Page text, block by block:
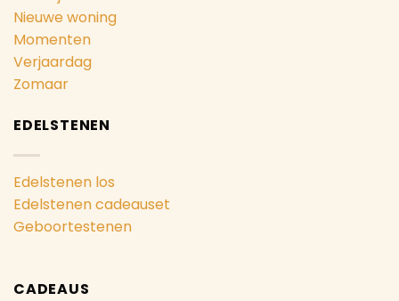
Nieuwe woning
Momenten
Verjaardag
Zomaar
EDELSTENEN
Edelstenen los
Edelstenen cadeauset
Geboortestenen
CADEAUS